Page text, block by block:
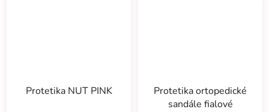
Protetika NUT PINK
Protetika ortopedické
sandále fialové